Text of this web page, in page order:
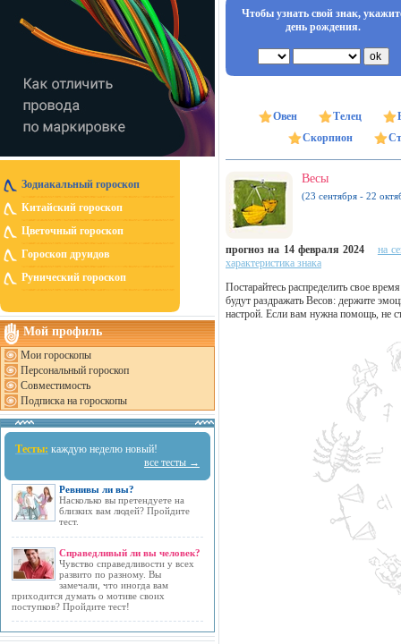
Зодиакальный гороскоп
Китайский гороскоп
Цветочный гороскоп
Гороскоп друидов
Рунический гороскоп
Мой профиль
Мои гороскопы
Персональный гороскоп
Совместимость
Подписка на гороскопы
Тесты: каждую неделю новый!
все тесты →
Ревнивы ли вы?
Насколько вы претендуете на
близких вам людей? Пройдите
тест.
Справедливый ли вы человек?
Чувство справедливости у всех
развито по разному. Вы
замечали, что иногда вам
приходится думать о мотиве своих
поступков? Пройдите тест!
Чтобы узнать свой знак,
день рождения.
Овен Телец
Скорпион
Весы
(23 сентября - 22
прогноз на 14 февраля 2024
на
характеристика знака
Постарайтесь распределить свое
будут раздражать Весов: держите
настрой. Если вам нужна помощь, не